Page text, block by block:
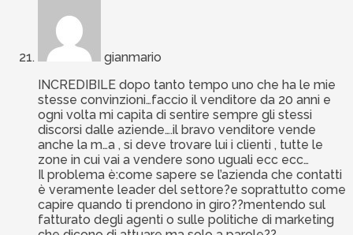
gianmario
INCREDIBILE dopo tanto tempo uno che ha le mie
stesse convinzioni…faccio il venditore da 20 anni e
ogni volta mi capita di sentire sempre gli stessi
discorsi dalle aziende….il bravo venditore vende
anche la m…a , si deve trovare lui i clienti , tutte le
zone in cui vai a vendere sono uguali ecc ecc…
Il problema è:come sapere se l’azienda che contatti
è veramente leader del settore?e soprattutto come
capire quando ti prendono in giro??mentendo sul
fatturato degli agenti o sulle politiche di marketing